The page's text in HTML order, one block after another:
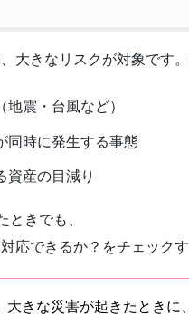
大きなリスクが対象です
震・台風など）
同時に発生する事態
資産の目減り
ときでも、
応できるか？をチェック
大きな災害が起きたときに、